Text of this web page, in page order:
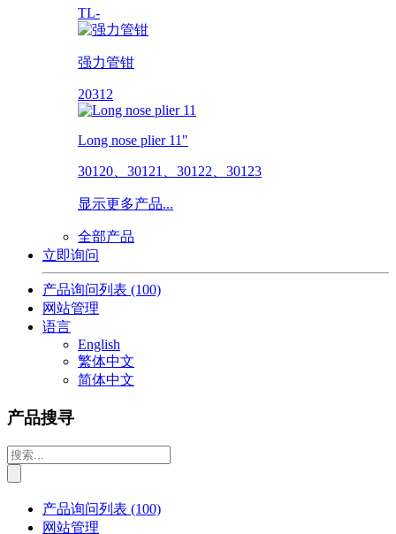
TL-
强力管钳
20312
Long nose plier 11"
30120、30121、30122、30123
显示更多产品...
全部产品
立即询问
产品询问列表 (100)
网站管理
语言
English
繁体中文
简体中文
产品搜寻
产品询问列表 (100)
网站管理